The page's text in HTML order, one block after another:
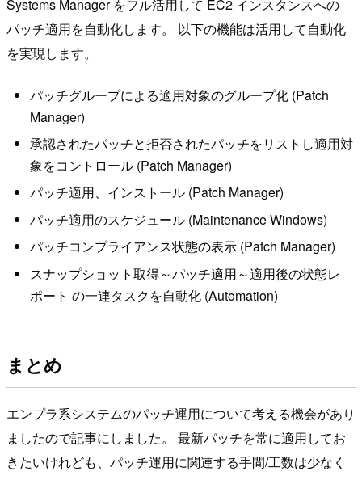
Systems Manager をフル活用して EC2 インスタンスへの
パッチ適用を自動化します。 以下の機能は活用して自動化
を実現します。
パッチグループによる適用対象のグループ化 (Patch
Manager)
承認されたパッチと拒否されたパッチをリストし適用対
象をコントロール (Patch Manager)
パッチ適用、インストール (Patch Manager)
パッチ適用のスケジュール (Maintenance Windows)
パッチコンプライアンス状態の表示 (Patch Manager)
スナップショット取得～パッチ適用～適用後の状態レ
ポート の一連タスクを自動化 (Automation)
まとめ
エンプラ系システムのパッチ運用について考える機会があり
ましたので記事にしました。 最新パッチを常に適用してお
きたいけれども、パッチ運用に関連する手間/工数は少なく